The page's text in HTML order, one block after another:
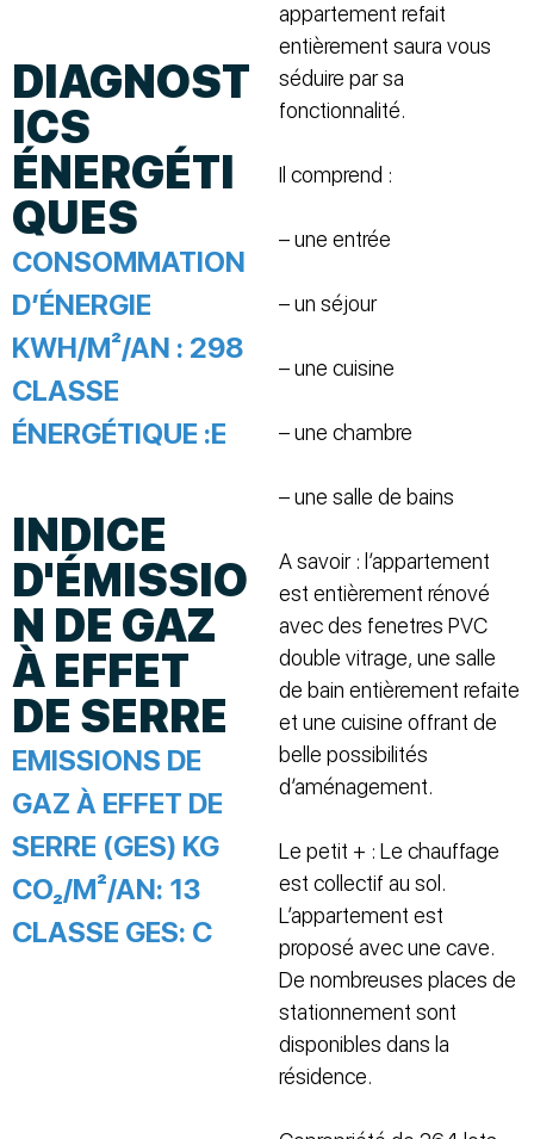
DIAGNOST
ICS
ÉNERGÉTI
QUES
CONSOMMATION
D’ÉNERGIE
KWH/M²/AN : 298
CLASSE
ÉNERGÉTIQUE :E
INDICE
D'ÉMISSIO
N DE GAZ
À EFFET
DE SERRE
EMISSIONS DE
GAZ À EFFET DE
SERRE (GES) KG
CO₂/M²/AN: 13
CLASSE GES: C
appartement refait
entièrement saura vous
séduire par sa
fonctionnalité.
Il comprend :
– une entrée
– un séjour
– une cuisine
– une chambre
– une salle de bains
A savoir : l’appartement
est entièrement rénové
avec des fenetres PVC
double vitrage, une salle
de bain entièrement refaite
et une cuisine offrant de
belle possibilités
d’aménagement.
Le petit + : Le chauffage
est collectif au sol.
L’appartement est
proposé avec une cave.
De nombreuses places de
stationnement sont
disponibles dans la
résidence.